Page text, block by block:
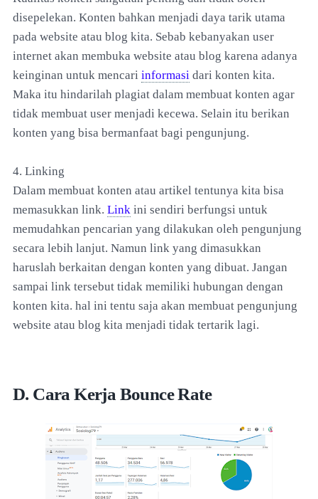
disepelekan. Konten bahkan menjadi daya tarik utama
pada website atau blog kita. Sebab kebanyakan user
internet akan membuka website atau blog karena adanya
keinginan untuk mencari informasi dari konten kita.
Maka itu hindarilah plagiat dalam membuat konten agar
tidak membuat user menjadi kecewa. Selain itu berikan
konten yang bisa bermanfaat bagi pengunjung.
4. Linking
Dalam membuat konten atau artikel tentunya kita bisa
memasukkan link. Link ini sendiri berfungsi untuk
memudahkan pencarian yang dilakukan oleh pengunjung
secara lebih lanjut. Namun link yang dimasukkan
haruslah berkaitan dengan konten yang dibuat. Jangan
sampai link tersebut tidak memiliki hubungan dengan
konten kita. hal ini tentu saja akan membuat pengunjung
website atau blog kita menjadi tidak tertarik lagi.
D. Cara Kerja Bounce Rate